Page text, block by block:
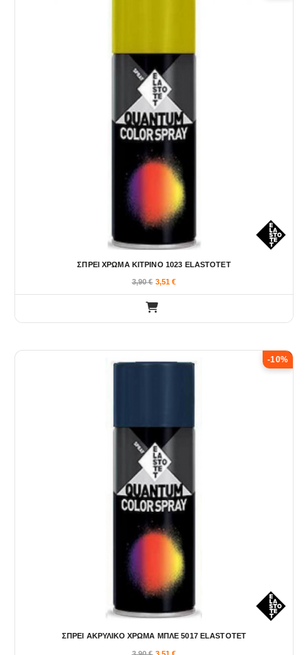
ΣΠΡΕΙ ΧΡΩΜΑ ΚΙΤΡΙΝΟ 1023 ELASTOTET
3,90€ 3,51€
-10%
ΣΠΡΕΙ ΑΚΡΥΛΙΚΟ ΧΡΩΜΑ ΜΠΛΕ 5017 ELASTOTET